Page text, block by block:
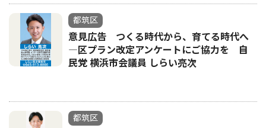
都筑区
意見広告 つくる時代から、育てる時代へ
―区プラン改定アンケートにご協力を 自
民党 横浜市会議員 しらい亮次
都筑区